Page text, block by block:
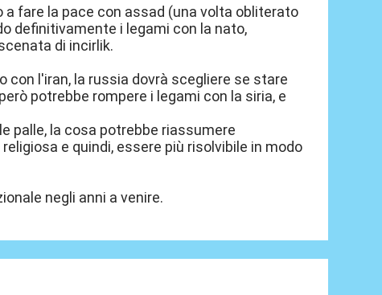
fare la pace con assad (una volta obliterato
definitivamente i legami con la nato,
di incirlik.
con l'iran, la russia dovrà scegliere se stare
potrebbe rompere i legami con la siria, e
palle, la cosa potrebbe riassumere
e quindi, essere più risolvibile in modo
negli anni a venire.